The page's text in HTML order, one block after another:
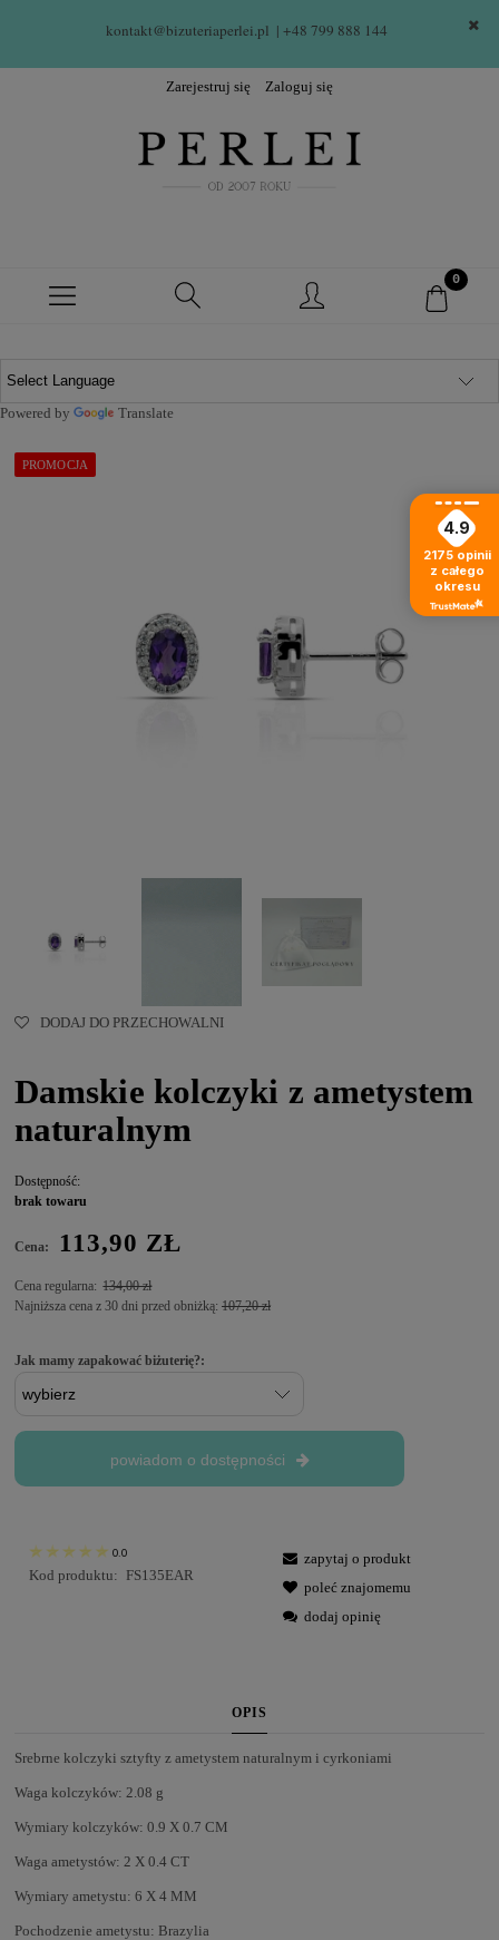
kontakt@bizuteriaperlei.pl | +48 799 888 144
Zarejestruj się Zaloguj się
Powered by Translate
PROMOCJA
DODAJ DO PRZECHOWALNI
Damskie kolczyki z ametystem
naturalnym
Dostępność:
brak towaru
Cena: 113,90 ZŁ
Cena regularna: 134,00 zł
Najniższa cena z 30 dni przed obniżką: 107,20 zł
Jak mamy zapakować biżuterię?:
powiadom o dostępności
0.0
Kod produktu: FS135EAR
zapytaj o produkt
poleć znajomemu
dodaj opinię
OPIS
Srebrne kolczyki sztyfty z ametystem naturalnym i cyrkoniami
Waga kolczyków: 2.08 g
Wymiary kolczyków: 0.9 X 0.7 CM
Waga ametystów: 2 X 0.4 CT
Wymiary ametystu: 6 X 4 MM
Pochodzenie ametystu: Brazylia
4.9
2175 opinii
z całego
okresu